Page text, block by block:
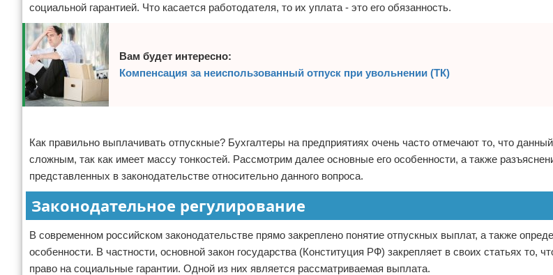
социальной гарантией. Что касается работодателя, то их уплата - это его обязанность.
Вам будет интересно:
Компенсация за неиспользованный отпуск при увольнении (ТК)
Как правильно выплачивать отпускные? Бухгалтеры на предприятиях очень часто отмечают то, что
сложным, так как имеет массу тонкостей. Рассмотрим далее основные его особенности, а также
представленных в законодательстве относительно данного вопроса.
Законодательное регулирование
В современном российском законодательстве прямо закреплено понятие отпускных выплат, а также
особенности. В частности, основной закон государства (Конституция РФ) закрепляет в своих статьях то,
право на социальные гарантии. Одной из них является рассматриваемая выплата.